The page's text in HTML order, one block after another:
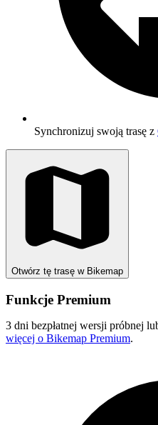
Synchronizuj swoją trasę z
Otwórz tę trasę w Bikemap
Funkcje Premium
3 dni bezpłatnej wersji próbnej
więcej o Bikemap Premium.